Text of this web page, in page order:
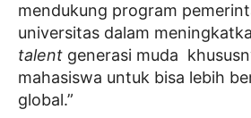
mendukung program
universitas dalam
talent generasi muda
mahasiswa untuk bisa lebih
global.”